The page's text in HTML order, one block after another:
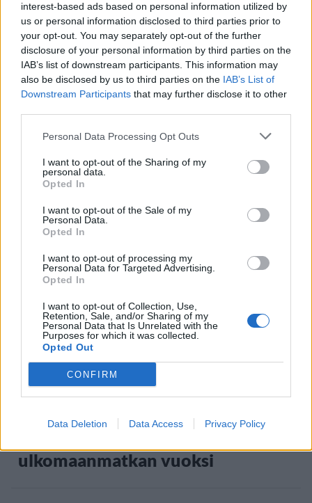
interest-based ads based on personal information utilized by
us or personal information disclosed to third parties prior to
your opt-out. You may separately opt-out of the further
disclosure of your personal information by third parties on the
IAB’s list of downstream participants. This information may
also be disclosed by us to third parties on the IAB’s List of
Downstream Participants that may further disclose it to other
Personal Data Processing Opt Outs
I want to opt-out of the Sharing of my
personal data.
Opted In
I want to opt-out of the Sale of my
Personal Data.
Opted In
I want to opt-out of processing my
Personal Data for Targeted Advertising.
Opted In
I want to opt-out of Collection, Use,
Retention, Sale, and/or Sharing of my
Personal Data that Is Unrelated with the
Purposes for which it was collected.
Opted Out
CONFIRM
Data Deletion Data Access Privacy Policy
3
VIIHDEUUTISET
Sääennuste ulottuu nyt
syksyn sää
4
UUTISET
ulkomaanmatkan vuoksi